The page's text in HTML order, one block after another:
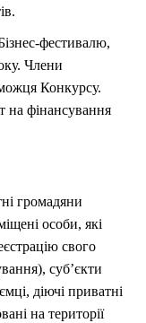
фестивалю,
Члени
Конкурсу.
на фінансування
громадяни
особи, які
свого
суб’єкти
діючі приватні
на території